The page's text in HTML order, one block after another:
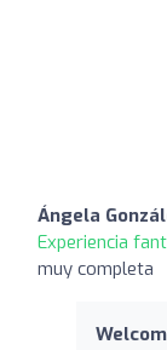
Ángela
Experiencia
muy completa